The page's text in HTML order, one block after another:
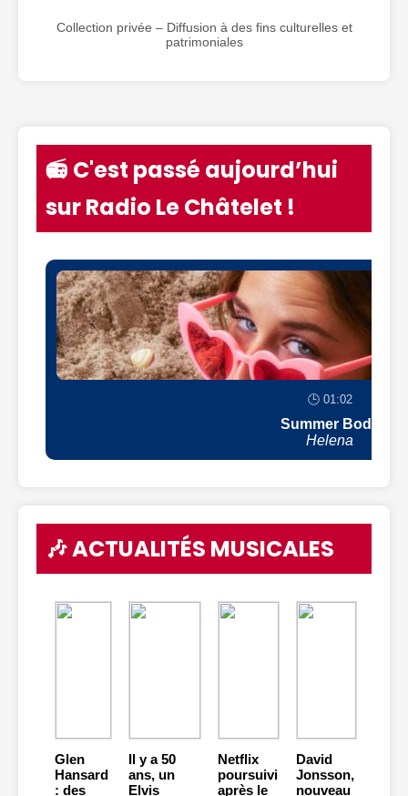
Collection privée – Diffusion à des fins culturelles et
patrimoniales
📻 C'est passé aujourd’hui
sur Radio Le Châtelet !
🕒 01:02
Summer Body
Helena
🎶 ACTUALITÉS MUSICALES
Glen
Hansard
: des
Il y a 50
ans, un
Elvis
Netflix
poursuivi
après le
David
Jonsson,
nouveau